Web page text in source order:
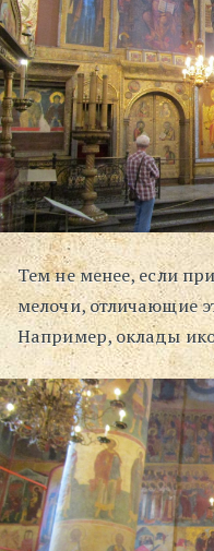
Тем не менее, если
мелочи, отличающие
Например, оклады